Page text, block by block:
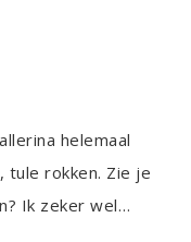
helemaal
tule rokken. Zie je
Ik zeker wel…